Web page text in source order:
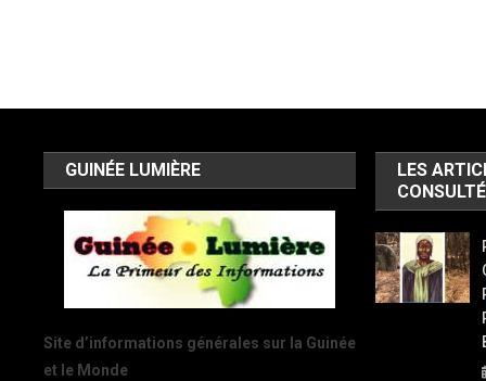
GUINÉE LUMIÈRE
Site d’informations générales sur la Guinée
et le Monde
LES